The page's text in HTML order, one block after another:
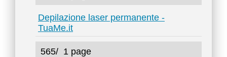
Depilazione laser permanente -
TuaMe.it
565/ 1 page